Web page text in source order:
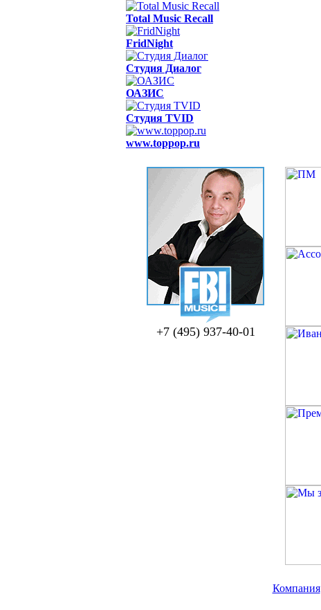
Total Music Recall
FridNight
Студия Диалог
ОАЗИС
Студия TVID
www.toppop.ru
+7 (495) 937-40-01
Компания